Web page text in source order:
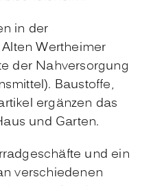
in der
Wertheimer
der Nahversorgung
Baustoffe,
ergänzen das
und Garten.
und ein
verschiedenen